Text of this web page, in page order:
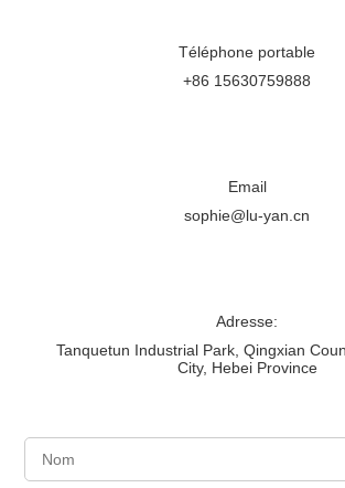
Téléphone portable
+86 15630759888
Email
sophie@lu-yan.cn
Adresse:
Tanquetun Industrial Park, Qingxian
City, Hebei Province